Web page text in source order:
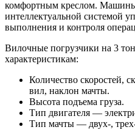
комфортным креслом.
интеллектуальной системой
выполнения и контроля
Вилочные погрузчики на 3
характеристикам:
Количество скоростей,
вил, наклон мачты.
Высота подъема груза.
Тип двигателя —
Тип мачты — двух-,